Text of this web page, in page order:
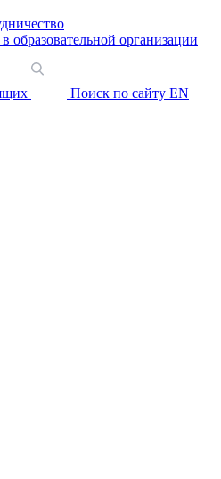
образовательной организации
Поиск по сайту EN